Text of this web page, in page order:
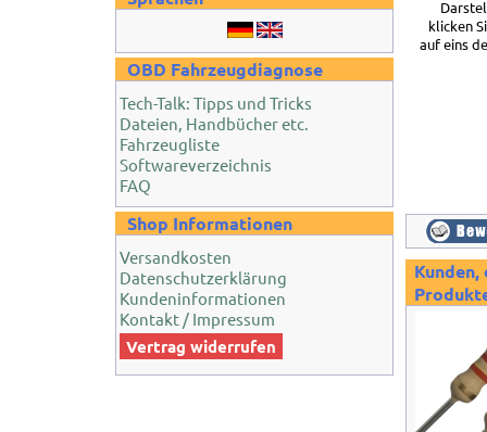
OBD Fahrzeugdiagnose
Tech-Talk: Tipps und Tricks
Dateien, Handbücher etc.
Fahrzeugliste
Softwareverzeichnis
FAQ
Shop Informationen
Versandkosten
Datenschutzerklärung
Kundeninformationen
Kontakt / Impressum
Vertrag widerrufen
klicken
auf eins